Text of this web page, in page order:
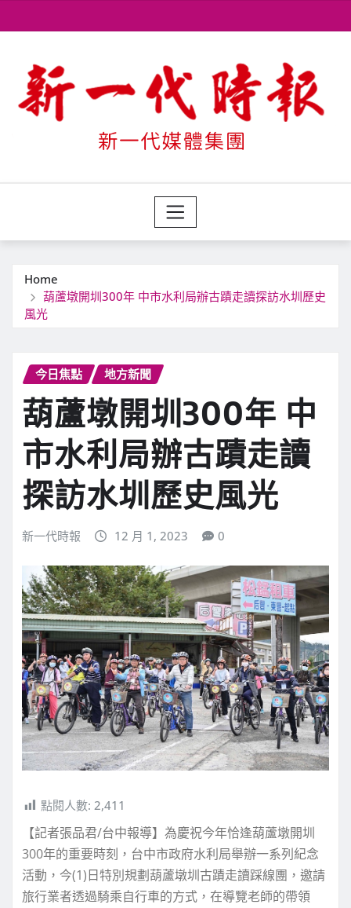
to
Home
葫蘆墩開圳300年 中市水利局辦古蹟走讀探訪水圳歷史
風光
今日焦點 地方新聞
葫蘆墩開圳300年 中
市水利局辦古蹟走讀
探訪水圳歷史風光
新一代時報 12 月 1, 2023 0
點閱人數: 2,411
【記者張品君/台中報導】為慶祝今年恰逢葫蘆墩開圳
300年的重要時刻，台中市政府水利局舉辦一系列紀念
活動，今(1)日特別規劃葫蘆墩圳古蹟走讀踩線團，邀請
旅行業者透過騎乘自行車的方式，在導覽老師的帶領